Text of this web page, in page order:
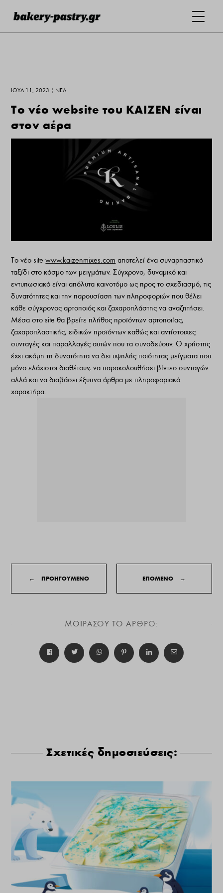
ΙΟΎΛ 11, 2023 | ΝΕΑ
Τo νέο website του ΚΑΙΖΕΝ είναι
στον αέρα
Το νέο sitewww.kaizenmixes.com αποτελεί ένα συναρπαστικό
ταξίδι στο κόσμο των μειγμάτων. Σύγχρονο, δυναμικό και
εντυπωσιακό είναι απόλυτα καινοτόμο ως προς το σχεδιασμό, τις
δυνατότητες και την παρουσίαση των πληροφοριών που θέλει
κάθε σύγχρονος αρτοποιός και ζαχαροπλάστης να αναζητήσει.
Μέσα στο site θα βρείτε πλήθος προϊόντων αρτοποιίας,
ζαχαροπλαστικής, ειδικών προϊόντων καθώς και αντίστοιχες
συνταγές και παραλλαγές αυτών που τα συνοδεύουν. Ο χρήστης
έχει ακόμη τη δυνατότητα να δει υψηλής ποιότητας μείγματα που
μόνο ελάχιστοι διαθέτουν, να παρακολουθήσει βίντεο συνταγών
αλλά και να διαβάσει έξυπνα άρθρα με πληροφοριακό
χαρακτήρα.
← ΠΡΟΗΓΟΥΜΕΝΟ ΕΠΟΜΕΝΟ →
ΜΟΙΡΑΣΟΥ ΤΟ ΑΡΘΡΟ:
Σχετικές δημοσιεύσεις: